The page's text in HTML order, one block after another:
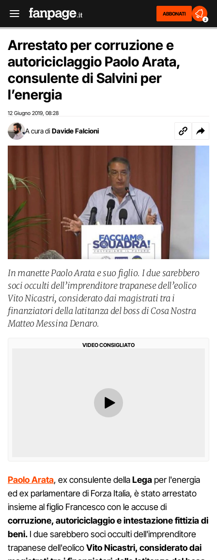
ABBONATI
2
Arrestato per corruzione e
autoriciclaggio Paolo Arata,
consulente di Salvini per
l’energia
12 Giugno 2019 08:28
A cura di Davide Falcioni
In manette Paolo Arata e suo figlio. I due sarebbero
soci occulti dell’imprenditore trapanese dell’eolico
Vito Nicastri, considerato dai magistrati tra i
finanziatori della latitanza del boss di Cosa Nostra
Matteo Messina Denaro.
VIDEO CONSIGLIATO
Paolo Arata, ex consulente dellaLega per l'energia
ed ex parlamentare di Forza Italia, è stato arrestato
insieme al figlio Francesco con le accuse di
corruzione, autoriciclaggio e intestazione fittizia di
beni. I due sarebbero soci occulti dell'imprenditore
trapanese dell'eolicoVito Nicastri, considerato dai